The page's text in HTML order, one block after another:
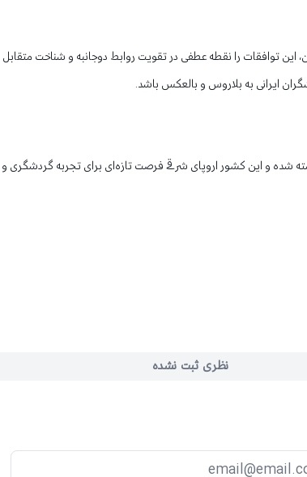
این توافقات را نقطه عطفی در تقویت روابط دوجانبه و شناخت متقابل
ایرانی به بلاروس و بالعکس باشد.
شده و این کشور اروپای شرقی فرصت تازه‌ای برای تجربه گردشگری و
نظری ثبت نشده